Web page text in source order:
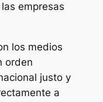
empresas
los medios
orden
justo y
a